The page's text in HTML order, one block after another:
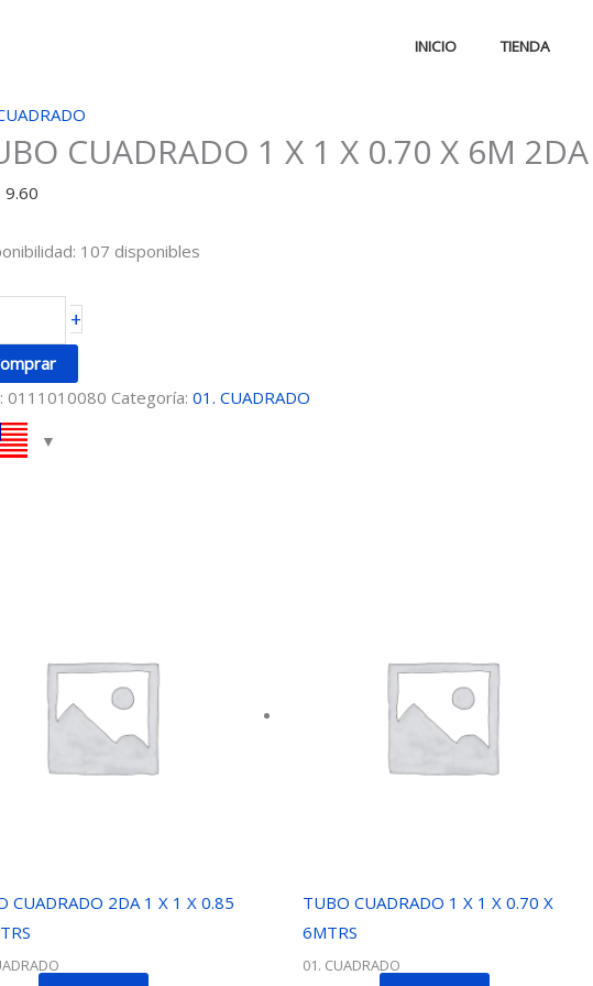
INICIO TIENDA
CUADRADO 1 X 1 X 0.70 X 6M 2DA
9.60
107 disponibles
+
0111010080 Categoría:01. CUADRADO
CUADRADO 2DA 1 X 1 X 0.85
TUBO CUADRADO 1 X 1 X 0.70 X
6MTRS
01. CUADRADO